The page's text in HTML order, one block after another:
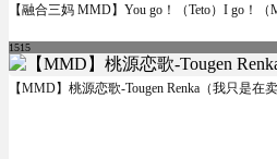
【融合三妈 MMD】You go！（Teto）I go！（
1515
【MMD】桃源恋歌-Tougen Renka（我只是在卖